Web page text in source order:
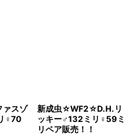
スゾ
♀70
新成虫☆WF2☆D.H.リ
ッキー♂132ミリ♀59ミ
リペア販売！！